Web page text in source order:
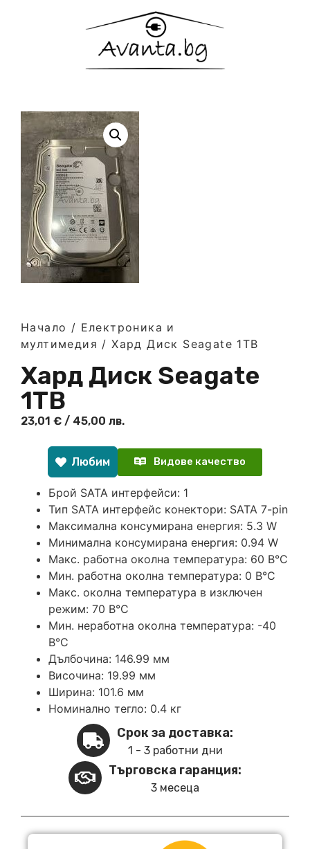
Начало / Електроника и
мултимедия / Хард Диск Seagate 1TB
Хард Диск Seagate
1TB
23,01 € / 45,00 лв.
Любим Видове качество
Брой SATA интерфейси: 1
Тип SATA интерфейс конектори: SATA 7-pin
Максимална консумирана енергия: 5.3 W
Минимална консумирана енергия: 0.94 W
Макс. работна околна температура: 60 В°C
Мин. работна околна температура: 0 В°C
Макс. околна температура в изключен
режим: 70 В°C
Мин. неработна околна температура: -40
В°C
Дълбочина: 146.99 мм
Височина: 19.99 мм
Ширина: 101.6 мм
Номинално тегло: 0.4 кг
Срок за доставка:
1 - 3 работни дни
Търговска гаранция:
3 месеца